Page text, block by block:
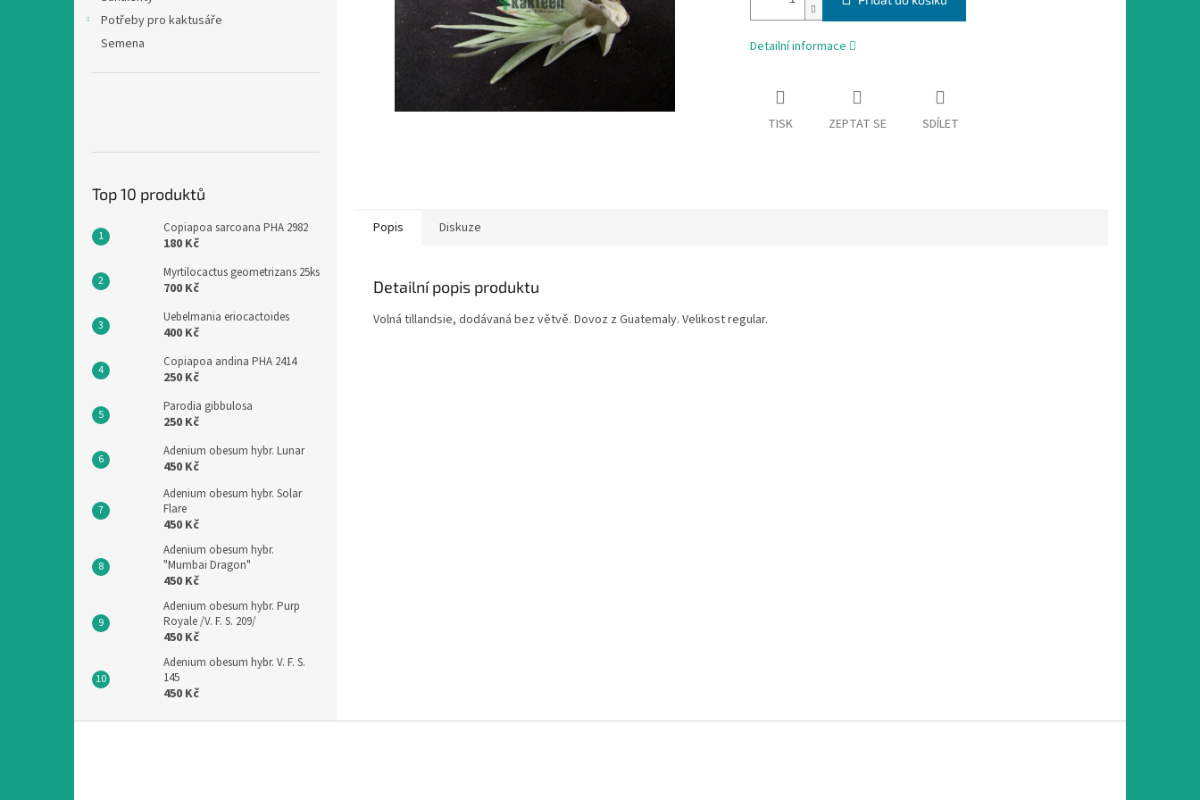
Potřeby pro kaktusáře
Semena
Top 10 produktů
Copiapoa sarcoana PHA 2982
180 Kč
Myrtilocactus geometrizans 25ks
700 Kč
Uebelmania eriocactoides
400 Kč
Copiapoa andina PHA 2414
250 Kč
Parodia gibbulosa
250 Kč
Adenium obesum hybr. Lunar
450 Kč
Adenium obesum hybr. Solar
Flare
450 Kč
Adenium obesum hybr.
"Mumbai Dragon"
450 Kč
Adenium obesum hybr. Purp
Royale /V. F. S. 209/
450 Kč
Adenium obesum hybr. V. F. S.
145
450 Kč
Detailní informace
TISK ZEPTAT SE SDÍLET
Popis Diskuze
Detailní popis produktu
Volná tillandsie, dodávaná bez větvě. Dovoz z Guatemaly. Velikost regular.